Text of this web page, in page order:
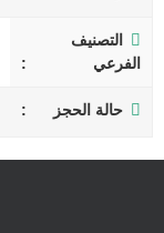
التصنيف
الفرعي
حالة الحجز